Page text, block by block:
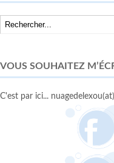
VOUS SOUHAITEZ
C'est par ici...